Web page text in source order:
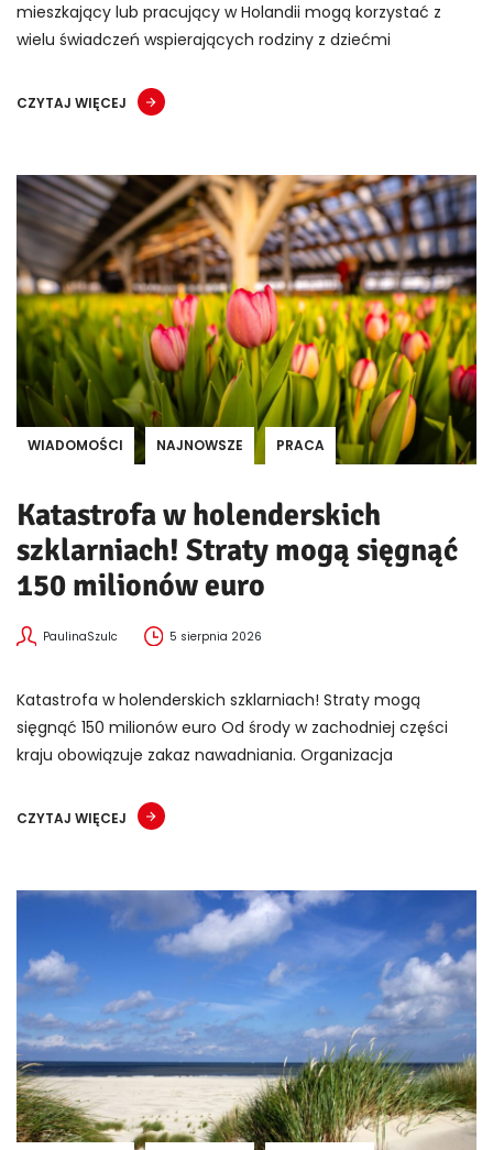
mieszkający lub pracujący w Holandii mogą korzystać z
wielu świadczeń wspierających rodziny z dziećmi
CZYTAJ WIĘCEJ
WIADOMOŚCI NAJNOWSZE PRACA
Katastrofa w holenderskich
szklarniach! Straty mogą sięgnąć
150 milionów euro
PaulinaSzulc 5 sierpnia 2026
Katastrofa w holenderskich szklarniach! Straty mogą
sięgnąć 150 milionów euro Od środy w zachodniej części
kraju obowiązuje zakaz nawadniania. Organizacja
CZYTAJ WIĘCEJ